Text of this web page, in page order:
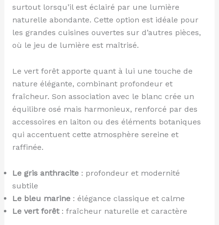
surtout lorsqu’il est éclairé par une lumière
naturelle abondante. Cette option est idéale pour
les grandes cuisines ouvertes sur d’autres pièces,
où le jeu de lumière est maîtrisé.
Le vert forêt apporte quant à lui une touche de
nature élégante, combinant profondeur et
fraîcheur. Son association avec le blanc crée un
équilibre osé mais harmonieux, renforcé par des
accessoires en laiton ou des éléments botaniques
qui accentuent cette atmosphère sereine et
raffinée.
Le gris anthracite: profondeur et modernité
subtile
Le bleu marine: élégance classique et calme
Le vert forêt: fraîcheur naturelle et caractère